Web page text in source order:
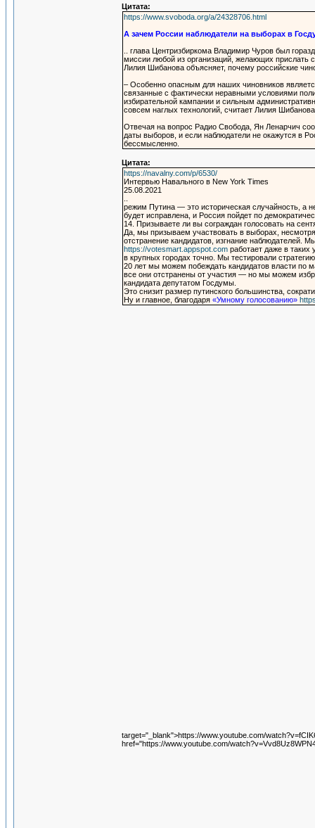
Цитата:
https://www.svoboda.org/a/24328706.html
А зачем России наблюдатели на выборах в
.. глава Центризбиркома Владимир Чуров был
миссии любой из организаций, желающих прислать
Лилия Шибанова объясняет, почему российские
– Особенно опасным для наших чиновников
связанные с фактически неравными условиями
избирательной кампании и сильным
совсем наглых технологий, считает Лилия
Отвечая на вопрос Радио Свобода, Ян Ленарчич
даты выборов, и если наблюдатели не окажутся в
бессмысленно.
Цитата:
https://navalny.com/p/6530/
Интервью Навального в New York Times
25.08.2021
режим Путина — это историческая случайность, а
будет исправлена, и Россия пойдет по
14. Призываете ли вы сограждан голосовать на
Да, мы призываем участвовать в выборах,
отстранение кандидатов, изгнание наблюдателей.
https://votesmart.appspot.com работает даже в таких
в крупных городах точно. Мы тестировали
20 лет мы можем побеждать кандидатов власти по
все они отстранены от участия — но мы можем
кандидата депутатом Госдумы.
Это снизит размер путинского большинства,
Ну и главное, благодаря «Умному голосованию»
target="_blank">https://www.youtube.com/
href="https://www.youtube.com/